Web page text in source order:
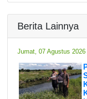
Berita Lainnya
Jumat, 07 Agustus 2026